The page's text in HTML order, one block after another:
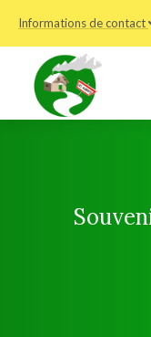
Informations de contact